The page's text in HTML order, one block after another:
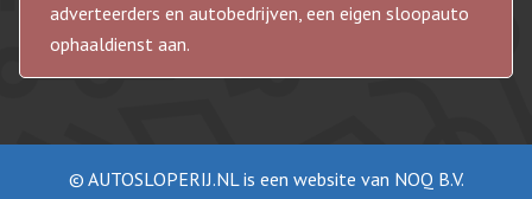
adverteerders en autobedrijven, een eigen sloopauto
ophaaldienst aan.
© AUTOSLOPERIJ.NL is een website van NOQ B.V.